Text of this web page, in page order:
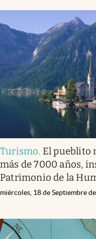
Turismo. El pueblito
más de 7000 años,
Patrimonio de la
miércoles, 18 de Septiembre